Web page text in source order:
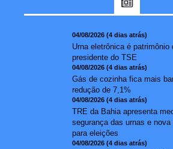
04/08/2026 (4 dias atrás)
Urna eletrônica é patrimônio
presidente do TSE
04/08/2026 (4 dias atrás)
Gás de cozinha fica mais
redução de 7,1%
04/08/2026 (4 dias atrás)
TRE da Bahia apresenta
segurança das urnas e
para eleições
04/08/2026 (4 dias atrás)